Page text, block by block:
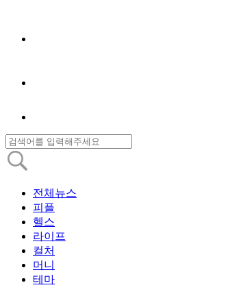
전체뉴스
피플
헬스
라이프
컬처
머니
테마